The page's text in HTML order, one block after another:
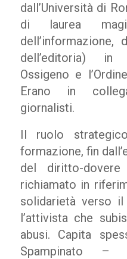
dall’Università di
di laurea
dell’informazione,
dell’editoria) in
Ossigeno e
Erano in
giornalisti.
Il ruolo
formazione, fin
del diritto-
richiamato in
solidarietà verso
l’attivista che
abusi. Capita
Spampinato